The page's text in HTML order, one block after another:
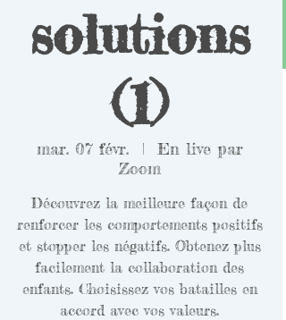
solutions
(1)
mar. 07 févr.
  |
En live par
Zoom
Découvrez la meilleure façon de
renforcer les comportements positifs
et stopper les négatifs. Obtenez plus
facilement la collaboration des
enfants. Choisissez vos batailles en
accord avec vos valeurs.